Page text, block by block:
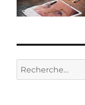
Recherche
pour :